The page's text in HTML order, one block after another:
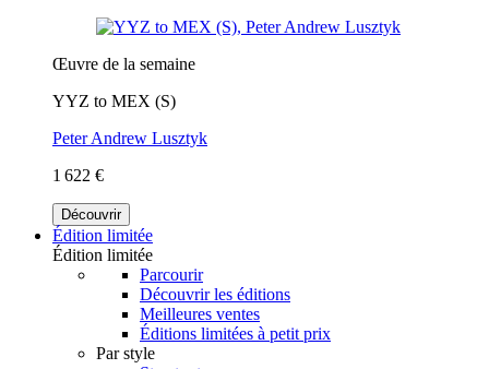
Œuvre de la semaine
YYZ to MEX (S)
Peter Andrew Lusztyk
1 622 €
Découvrir
Édition limitée
Édition limitée
Parcourir
Découvrir les éditions
Meilleures ventes
Éditions limitées à petit prix
Par style